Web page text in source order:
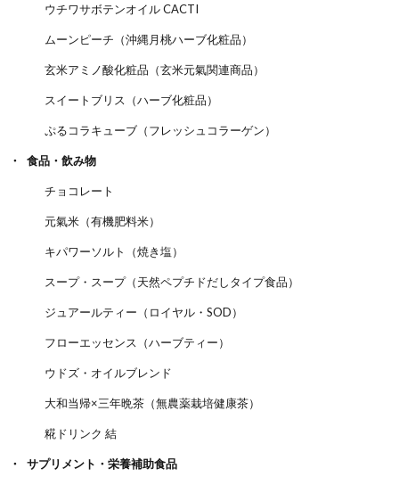
ウチワサボテンオイル CACTI
ムーンピーチ（沖縄月桃ハーブ化粧品）
玄米アミノ酸化粧品（玄米元氣関連商品）
スイートブリス（ハーブ化粧品）
ぷるコラキューブ（フレッシュコラーゲン）
食品・飲み物
チョコレート
元氣米（有機肥料米）
キパワーソルト（焼き塩）
スープ・スープ（天然ペプチドだしタイプ食品）
ジュアールティー（ロイヤル・SOD）
フローエッセンス（ハーブティー）
ウドズ・オイルブレンド
大和当帰×三年晩茶（無農薬栽培健康茶）
糀ドリンク 結
サプリメント・栄養補助食品